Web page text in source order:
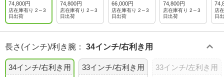
74,800円
店在庫有り 2～3
日出荷
74,800円
店在庫有り 2～3
日出荷
66,000円
店在庫有り 2～3
日出荷
74,800円
店在庫有り 2～3
日出荷
店
日
長さ(インチ)/利き腕 ： 34インチ/右利き用
34インチ/右利き用 33インチ/右利き用 33インチ/左利き用